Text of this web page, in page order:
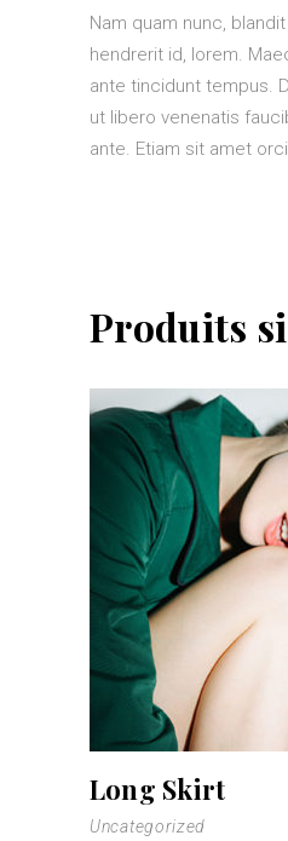
Nam quam nunc,
hendrerit id, lorem.
ante tincidunt tempus.
ut libero venenatis
ante. Etiam sit amet
Produits
Long Skirt
Uncategorized